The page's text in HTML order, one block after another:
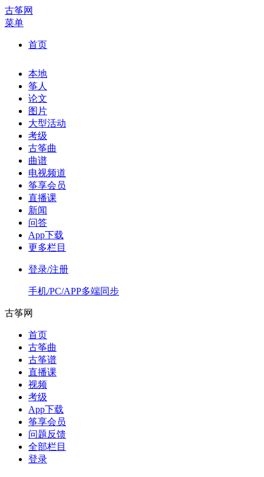
古筝网
菜单
首页
本地
筝人
论文
图片
大型活动
考级
古筝曲
曲谱
电视频道
筝享会员
直播课
新闻
问答
App下载
更多栏目
登录/注册
手机/PC/APP多端同步
古筝网
首页
古筝曲
古筝谱
直播课
视频
考级
App下载
筝享会员
问题反馈
全部栏目
登录